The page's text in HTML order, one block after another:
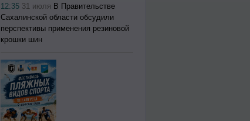
12:35 31 июля В Правительстве
Сахалинской области обсудили
перспективы применения резиновой
крошки шин